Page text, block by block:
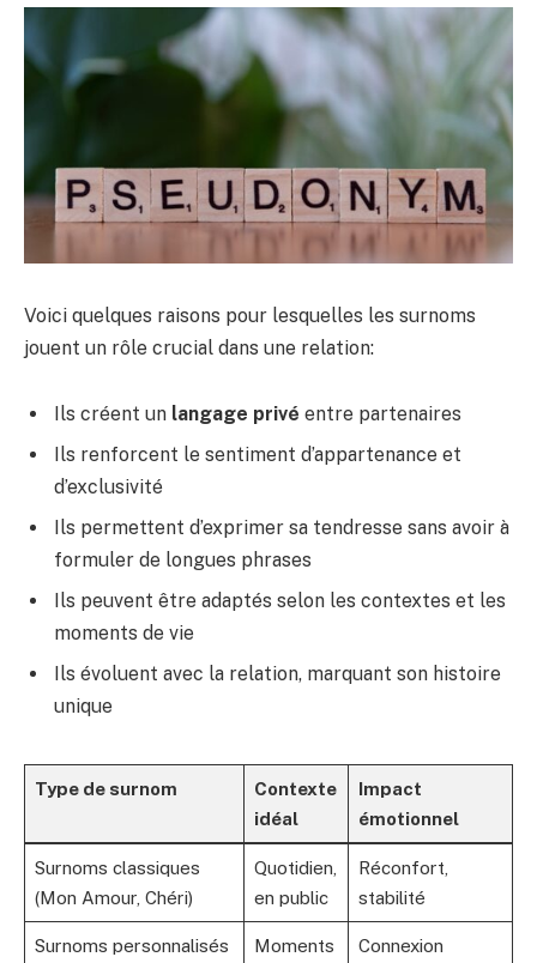
Voici quelques raisons pour lesquelles les surnoms
jouent un rôle crucial dans une relation:
Ils créent un langage privé entre partenaires
Ils renforcent le sentiment d’appartenance et
d’exclusivité
Ils permettent d’exprimer sa tendresse sans avoir à
formuler de longues phrases
Ils peuvent être adaptés selon les contextes et les
moments de vie
Ils évoluent avec la relation, marquant son histoire
unique
Type de surnom
Contexte
idéal
Impact
émotionnel
Surnoms classiques
(Mon Amour, Chéri)
Quotidien,
en public
Réconfort,
stabilité
Surnoms personnalisés
Moments
Connexion